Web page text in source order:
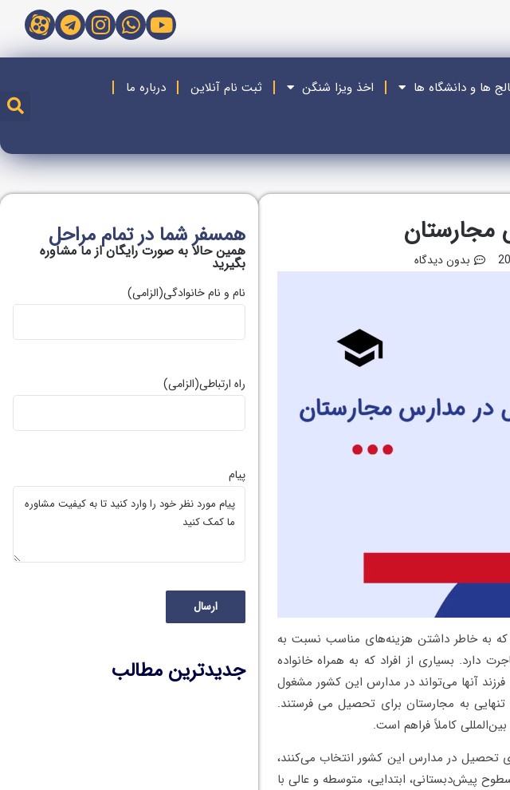
ها و دانشگاه ها اخذ ویزا شنگن ثبت نام آنلاین
درباره ما
بدون دیدگاه
به خاطر داشتن هزینه‌های مناسب نسبت به
دارد. بسیاری از افراد که به همراه خانواده
آنها می‌تواند در مدارس این کشور مشغول
به مجارستان برای تحصیل می فرستند.
کاملاً فراهم است.
تحصیل در مدارس این کشور انتخاب می‌کنند،
پیش‌دبستانی، ابتدایی، متوسطه و عالی با
همسفر شما در تمام مراحل
همین حالا به صورت رایگان از ما مشاوره
بگیريد
نام و نام خانوادگی(الزامی)
راه ارتباطی(الزامی)
پیام
جدیدترین مطالب